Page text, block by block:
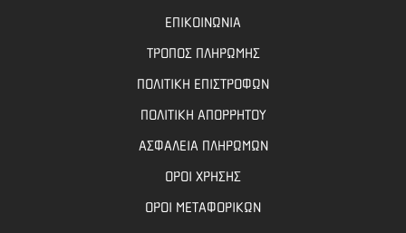
ΕΠΙΚΟΙΝΩΝΙΑ
ΤΡΟΠΟΣ ΠΛΗΡΩΜΗΣ
ΠΟΛΙΤΙΚΗ ΕΠΙΣΤΡΟΦΩΝ
ΠΟΛΙΤΙΚΗ ΑΠΟΡΡΗΤΟΥ
ΑΣΦΑΛΕΙΑ ΠΛΗΡΩΜΩΝ
ΟΡΟΙ ΧΡΗΣΗΣ
ΟΡΟΙ ΜΕΤΑΦΟΡΙΚΩΝ